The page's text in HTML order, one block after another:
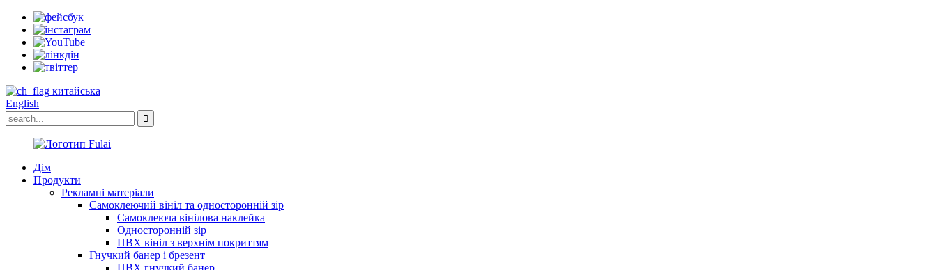
китайська
English
Дім
Продукти
Рекламні матеріали
Самоклеючий вініл та односторонній зір
Самоклеюча вінілова наклейка
Односторонній зір
ПВХ вініл з верхнім покриттям
Гнучкий банер і брезент
ПВХ гнучкий банер